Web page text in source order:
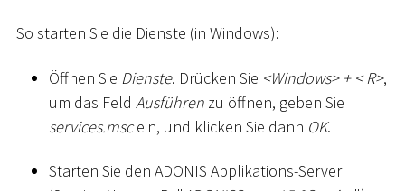
So starten Sie die Dienste (in Windows):
Öffnen Sie Dienste. Drücken Sie <Windows>+ <R>,
um das Feld Ausführen zu öffnen, geben Sie
services.mscein, und klicken Sie dann OK.
Starten Sie den ADONIS Applikations-Server